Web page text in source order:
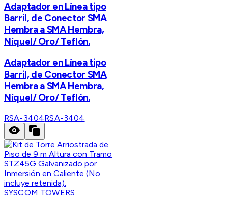
Adaptador en Línea tipo
Barril, de Conector SMA
Hembra a SMA Hembra,
Níquel/ Oro/ Teflón.
Adaptador en Línea tipo
Barril, de Conector SMA
Hembra a SMA Hembra,
Níquel/ Oro/ Teflón.
RSA-3404RSA-3404
SYSCOM TOWERS